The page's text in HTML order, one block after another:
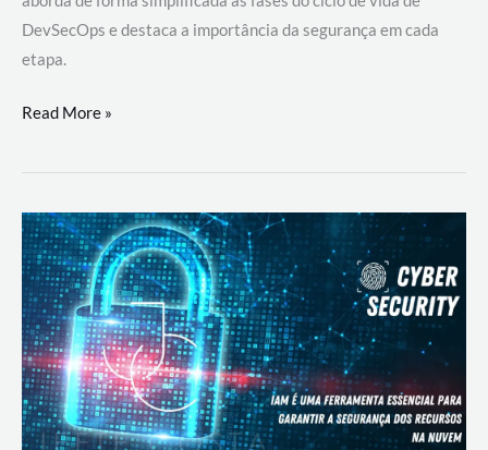
DevSecOps e destaca a importância da segurança em cada
etapa.
DevSecOps
Prática:
Desenvolvimento,
Segurança
e
Operações
Read More »